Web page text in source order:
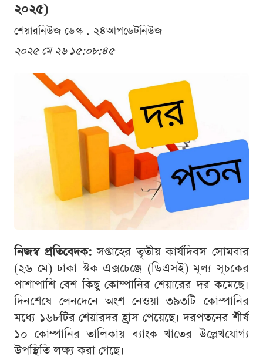
২০২৫)
শেয়ারনিউজ ডেস্ক . ২৪আপডেটনিউজ
২০২৫ মে ২৬ ১৫:০৮:৪৫
নিজস্ব প্রতিবেদক: সপ্তাহের তৃতীয় কার্যদিবস সোমবার
(২৬ মে) ঢাকা স্টক এক্সচেঞ্জে (ডিএসই) মূল্য সূচকের
পাশাপাশি বেশ কিছু কোম্পানির শেয়ারের দর কমেছে।
দিনশেষে লেনদেনে অংশ নেওয়া ৩৯৩টি কোম্পানির
মধ্যে ১৬৮টির শেয়ারদর হ্রাস পেয়েছে। দরপতনের শীর্ষ
১০ কোম্পানির তালিকায় ব্যাংক খাতের উল্লেখযোগ্য
উপস্থিতি লক্ষ্য করা গেছে।